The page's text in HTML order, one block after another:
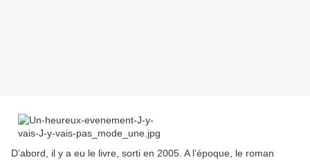
D’abord, il y a eu le livre, sorti en 2005. A l’époque, le roman